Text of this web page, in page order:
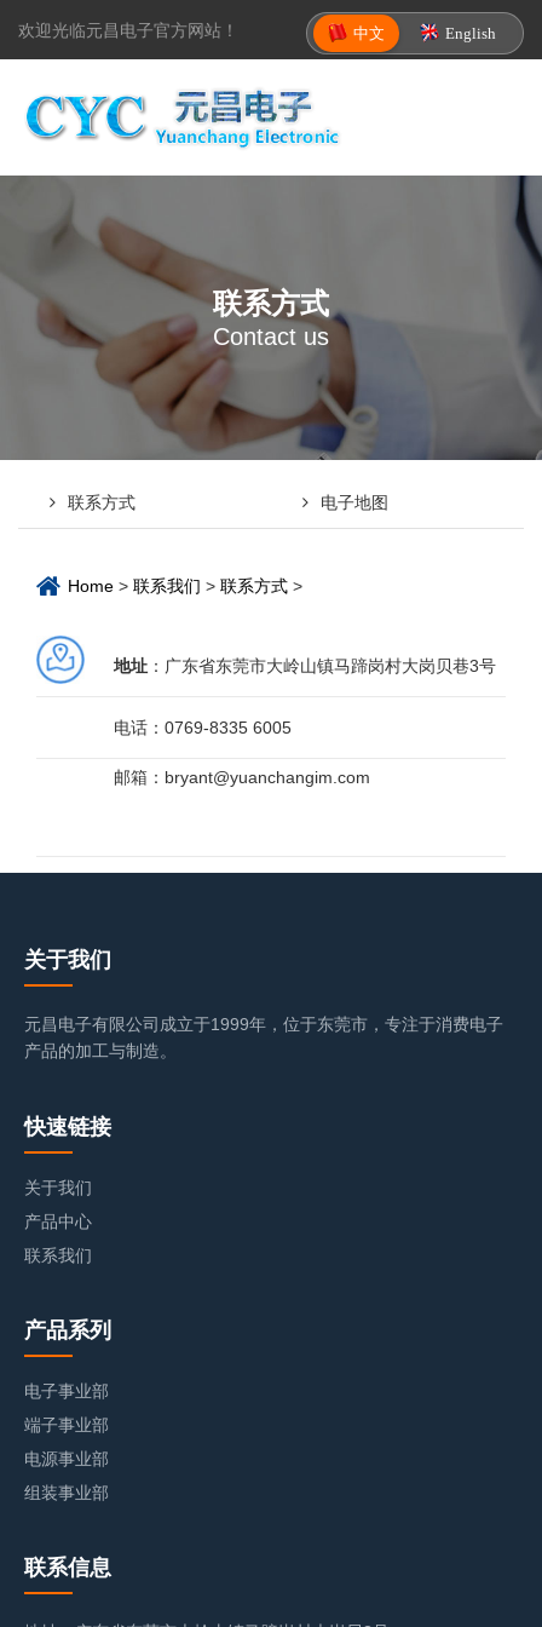
欢迎光临元昌电子官方网站！ 中文 English
联系方式
Contact us
联系方式 电子地图
Home > 联系我们 > 联系方式 >
地址 ：广东省东莞市大岭山镇马蹄岗村大岗贝巷3号
电话：0769-8335 6005
邮箱：bryant@yuanchangim.com
关于我们
元昌电子有限公司成立于1999年，位于东莞市，专注于消费电子
产品的加工与制造。
快速链接
关于我们
产品中心
联系我们
产品系列
电子事业部
端子事业部
电源事业部
组装事业部
联系信息